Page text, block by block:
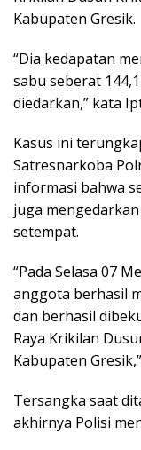
Kabupaten Gresik.
“Dia kedapatan
sabu seberat
diedarkan,” kata
Kasus ini
Satresnarkoba
informasi bahwa
juga
setempat.
“Pada Selasa 07
anggota berhasil
dan berhasil
Raya Krikilan
Kabupaten
Tersangka saat
akhirnya Polisi